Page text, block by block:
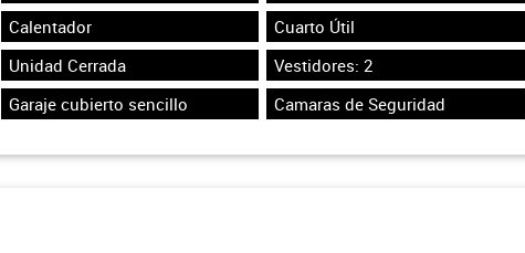
Calentador
Cuarto Útil
Unidad Cerrada
Vestidores: 2
Garaje cubierto sencillo Camaras de Seguridad